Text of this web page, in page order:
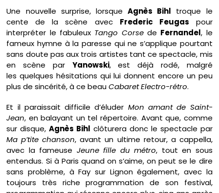
Une nouvelle surprise, lorsqueAgnès Bihl troque le
cente de la scène avec Frederic Feugas pour
interpréter le fabuleux Tango Corsede Fernandel, le
fameux hymne à la paresse qui ne s’applique pourtant
sans doute pas aux trois artistes tant ce spectacle, mis
en scène par Yanowski, est déjà rodé, malgré
les quelques hésitations qui lui donnent encore un peu
plus de sincérité, à ce beauCabaret Electro-rétro.
Et il paraissait difficile d’éluder Mon amant de Saint-
Jean, en balayant un tel répertoire. Avant que, comme
sur disque,Agnès Bihl clôturera donc le spectacle par
Ma p’tite chanson, avant un ultime retour, a cappella,
avec la fameuse Jeune fille du métro, tout en sous
entendus. Si à Paris quand on s’aime, on peut se le dire
sans problème, à Fay sur Lignon également, avec la
toujours très riche programmation de son festival,